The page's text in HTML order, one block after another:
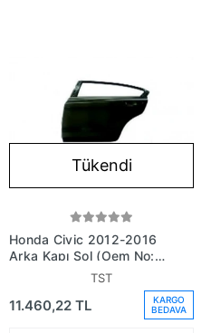
Tükendi
Honda Civic 2012-2016
Arka Kapı Sol (Oem No:
67550Tt0X3Zz)
TST
11.460,22 TL
KARGO
BEDAVA